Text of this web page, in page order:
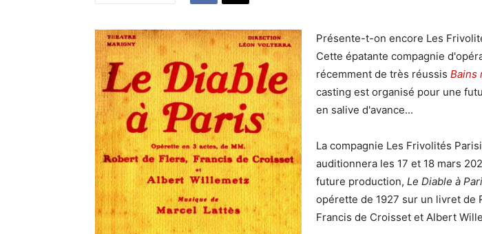
Présente-t-on encore Les
Cette épatante compagnie
récemment de très réussis Bains
casting est organisé pour une
en salive d'avance...
La compagnie Les Frivolités
auditionnera les 17 et 18 mars
future production, Le Diable à
opérette de 1927 sur un livret de
Francis de Croisset et Albert